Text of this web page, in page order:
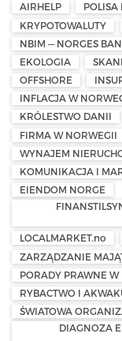
AIRHELP
POLISA
KRYPOTOWALUTY
NBIM — NORGES
EKOLOGIA
OFFSHORE
INFLACJA W
KRÓLESTWO DANII
FIRMA W NORWEGII
WYNAJEM
KOMUNIKACJA I
EIENDOM NORGE
LOCALMARKET.no
ZARZĄDZANIE
PORADY PRAWNE W
RYBACTWO I
ŚWIATOWA
DIAGNOZA